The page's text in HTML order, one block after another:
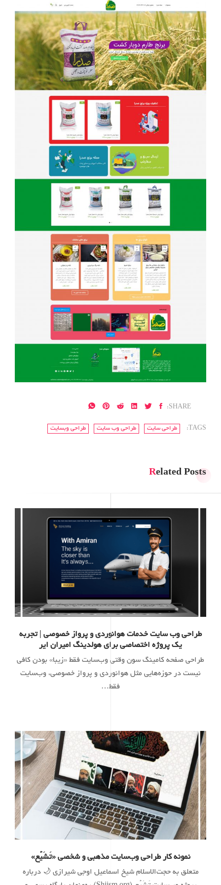
SHARE:
TAGS: طراحی سایت طراحی وب سایت طراحی وبسایت
Related Posts
طراحی وب سایت خدمات هوانوردی و پرواز خصوصی | تجربه
یک پروژه اختصاصی برای هولدینگ امیران ایر
طراحی صفحه کامینگ سون وقتی وب‌سایت فقط «زیبا» بودن کافی
نیست در حوزه‌هایی مثل هوانوردی و پرواز خصوصی، وب‌سایت
فقط…
نمونه کار طراحی وب‌سایت مذهبی و شخصی «تَشَیُّع»
متعلق به حجت‌الاسلام شیخ اسماعیل اوجی شیرازی 🌙 درباره